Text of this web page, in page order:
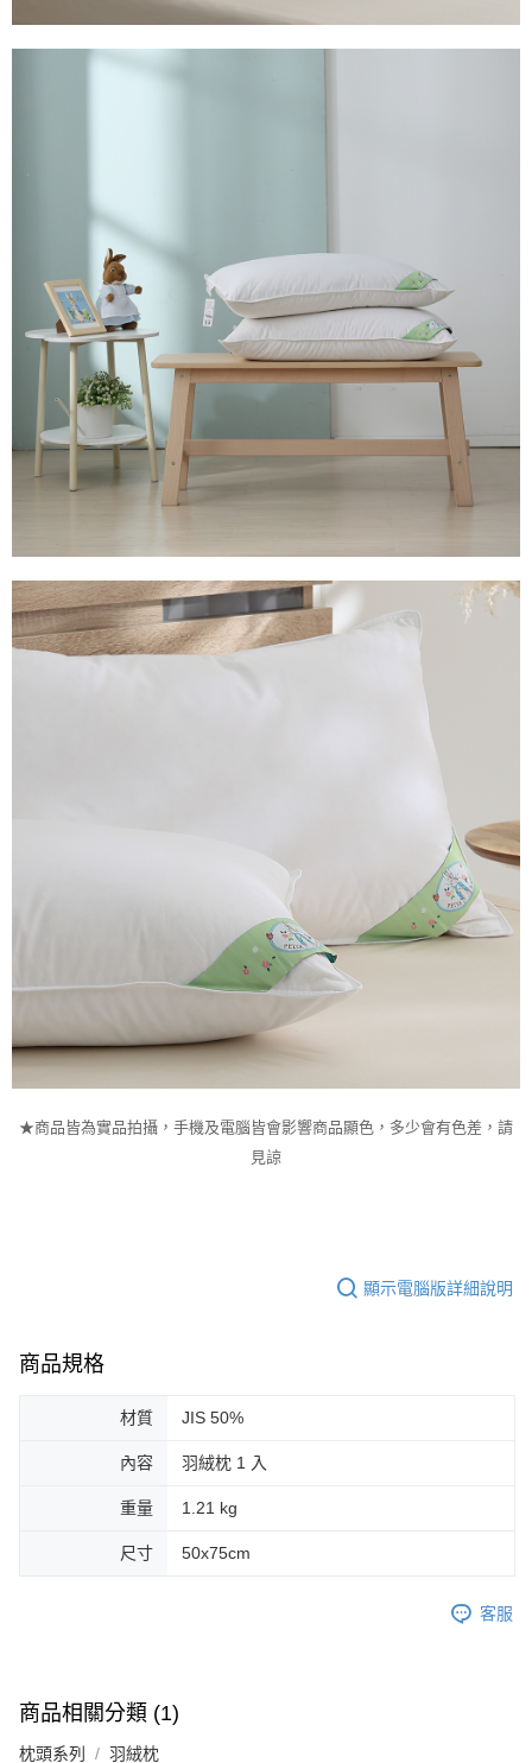
★商品皆為實品拍攝，手機及電腦皆會影響商品顯色，多少會有色差，請
見諒
顯示電腦版詳細說明
商品規格
材質 JIS 50%
內容 羽絨枕 1 入
重量 1.21 kg
尺寸 50x75cm
客服
商品相關分類 (1)
枕頭系列 羽絨枕